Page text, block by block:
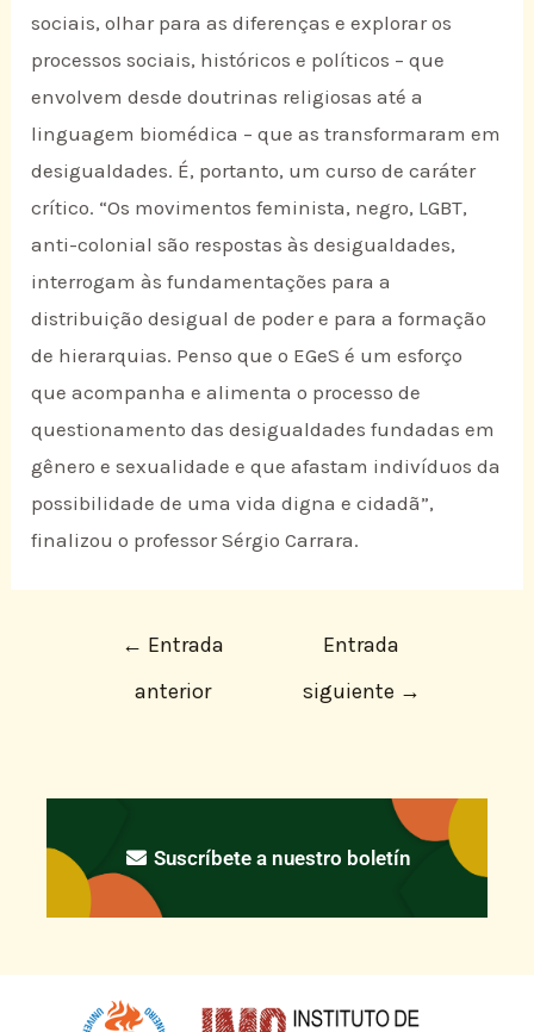
sociais, olhar para as diferenças e explorar os
processos sociais, históricos e políticos – que
envolvem desde doutrinas religiosas até a
linguagem biomédica – que as transformaram em
desigualdades. É, portanto, um curso de caráter
crítico. “Os movimentos feminista, negro, LGBT,
anti-colonial são respostas às desigualdades,
interrogam às fundamentações para a
distribuição desigual de poder e para a formação
de hierarquias. Penso que o EGeS é um esforço
que acompanha e alimenta o processo de
questionamento das desigualdades fundadas em
gênero e sexualidade e que afastam indivíduos da
possibilidade de uma vida digna e cidadã”,
finalizou o professor Sérgio Carrara.
← Entrada
anterior
Entrada
siguiente →
Suscríbete a nuestro boletín